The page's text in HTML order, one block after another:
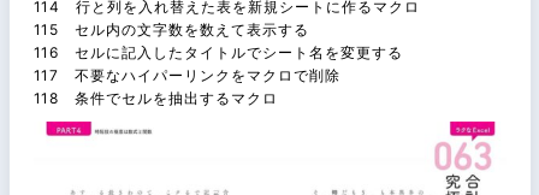
114 行と列を入れ替えた表を新規シートに作るマクロ
115 セル内の文字数を数えて表示する
116 セルに記入したタイトルでシート名を変更する
117 不要なハイパーリンクをマクロで削除
118 条件でセルを抽出するマクロ